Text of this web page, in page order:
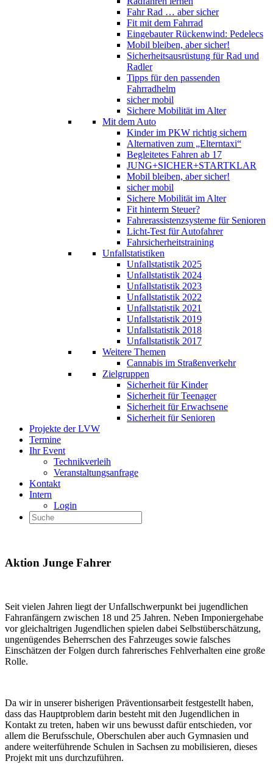
Fahr Rad … aber sicher
Fit mit dem Fahrrad
Eingebauter Rückenwind: Pedelecs
Mobil bleiben, aber sicher!
Sicherheitsausrüstung für Rad und
Radler
Tipps für den passenden
Fahrradhelm
sicher mobil
Sichere Mobilität im Alter
Mit dem Auto
Kinder im PKW richtig sichern
Alternativen zum „Elterntaxi“
Begleitetes Fahren ab 17
JUNG+SICHER+STARTKLAR
Mobil bleiben, aber sicher!
sicher mobil
Sichere Mobilität im Alter
Fit hinterm Steuer?
Fahrerassistenzsysteme für Senioren
Licht-Test für Autofahrer
Fahrsicherheitstraining
Unfallstatistiken
Unfallstatistik 2025
Unfallstatistik 2024
Unfallstatistik 2023
Unfallstatistik 2022
Unfallstatistik 2021
Unfallstatistik 2019
Unfallstatistik 2018
Unfallstatistik 2017
Weitere Themen
Cannabis im Straßenverkehr
Zielgruppen
Sicherheit für Kinder
Sicherheit für Teenager
Sicherheit für Erwachsene
Sicherheit für Senioren
Projekte der LVW
Termine
Ihr Event
Technikverleih
Veranstaltungsanfrage
Kontakt
Intern
Login
Aktion Junge Fahrer
Seit vielen Jahren liegt der Unfallschwerpunkt bei jugendlichen
Fahranfängern zwischen 18 und 25 Jahren. Neben Imponiergehabe
vor gleichaltrigen Jugendlichen spielen dabei Selbstüberschätzung,
ungenügendes Beherrschen des Fahrzeuges sowie falsches
Einschätzen der Folgen durch fahrerisches Fehlverhalten eine große
Rolle.
Da wir in unserer bisherigen Präventionsarbeit festgestellt haben,
dass das Hauptproblem darin besteht mit den Jugendlichen in
Kontakt zu treten, haben wir uns bewusst dafür entschieden, vor
allem die Berufsschule, Oberschulen aber auch Gymnasien und
andere weiterführende Schulen in Sachsen zu mobilisieren, dieses
Projekt mit uns durchzuführen.